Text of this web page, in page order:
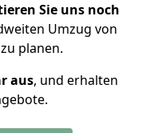
Sie uns noch
Umzug von
planen.
aus, und erhalten